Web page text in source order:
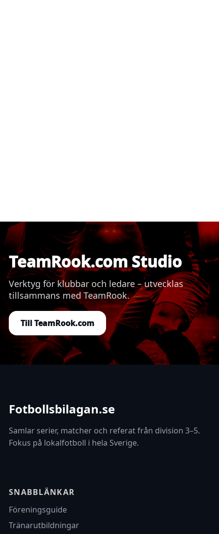
TeamRook.com Studio
Verktyg för klubbar och ledare – utvecklas
tillsammans med TeamRook.
Till TeamRook.com
Fotbollsbilagan.se
Samlar serier, matcher och referat från division 3–5.
Fokus på lokalfotboll i hela Sverige.
SNABBLÄNKAR
Föreningsguide
Tränarutbildningar